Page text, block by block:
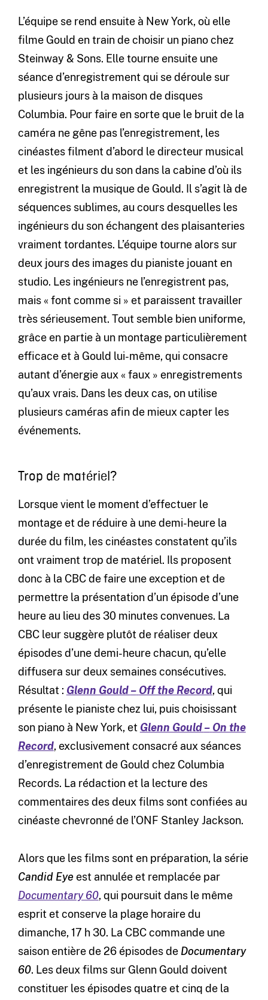
L’équipe se rend ensuite à New York, où elle
filme Gould en train de choisir un piano chez
Steinway & Sons. Elle tourne ensuite une
séance d’enregistrement qui se déroule sur
plusieurs jours à la maison de disques
Columbia. Pour faire en sorte que le bruit de la
caméra ne gêne pas l’enregistrement, les
cinéastes filment d’abord le directeur musical
et les ingénieurs du son dans la cabine d’où ils
enregistrent la musique de Gould. Il s’agit là de
séquences sublimes, au cours desquelles les
ingénieurs du son échangent des plaisanteries
vraiment tordantes. L’équipe tourne alors sur
deux jours des images du pianiste jouant en
studio. Les ingénieurs ne l’enregistrent pas,
mais « font comme si » et paraissent travailler
très sérieusement. Tout semble bien uniforme,
grâce en partie à un montage particulièrement
efficace et à Gould lui-même, qui consacre
autant d’énergie aux « faux » enregistrements
qu’aux vrais. Dans les deux cas, on utilise
plusieurs caméras afin de mieux capter les
événements.
Trop de matériel?
Lorsque vient le moment d’effectuer le
montage et de réduire à une demi-heure la
durée du film, les cinéastes constatent qu’ils
ont vraiment trop de matériel. Ils proposent
donc à la CBC de faire une exception et de
permettre la présentation d’un épisode d’une
heure au lieu des 30 minutes convenues. La
CBC leur suggère plutôt de réaliser deux
épisodes d’une demi-heure chacun, qu’elle
diffusera sur deux semaines consécutives.
Résultat : Glenn Gould– Off the Record, qui
présente le pianiste chez lui, puis choisissant
son piano à New York, et Glenn Gould– On the
Record, exclusivement consacré aux séances
d’enregistrement de Gould chez Columbia
Records. La rédaction et la lecture des
commentaires des deux films sont confiées au
cinéaste chevronné de l’ONF Stanley Jackson.
Alors que les films sont en préparation, la série
Candid Eye est annulée et remplacée par
Documentary 60, qui poursuit dans le même
esprit et conserve la plage horaire du
dimanche, 17 h 30. La CBC commande une
saison entière de 26 épisodes de Documentary
60. Les deux films sur Glenn Gould doivent
constituer les épisodes quatre et cinq de la